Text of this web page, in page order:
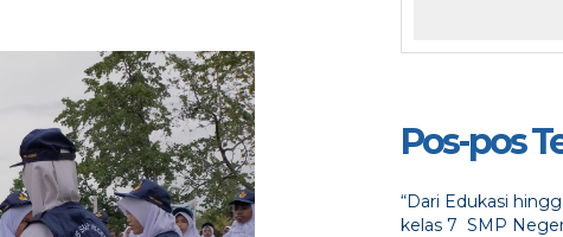
Pos-pos
“Dari Edukasi
kelas 7 SMP